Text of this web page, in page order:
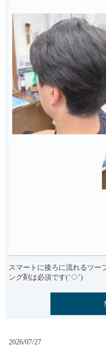
スマートに後ろに流れるツー
ング剤は必須です(‘◇’)ゞ
2026/07/27